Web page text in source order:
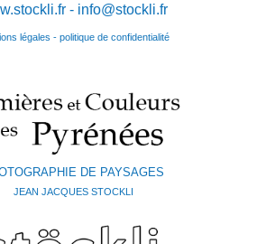
- info@stockli.fr
légales - politique de confidentialité
DE PAYSAGES
JEAN JACQUES STOCKLI